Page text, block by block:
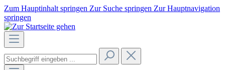
Zum Hauptinhalt springen Zur Suche springen Zur Hauptnavigation
springen